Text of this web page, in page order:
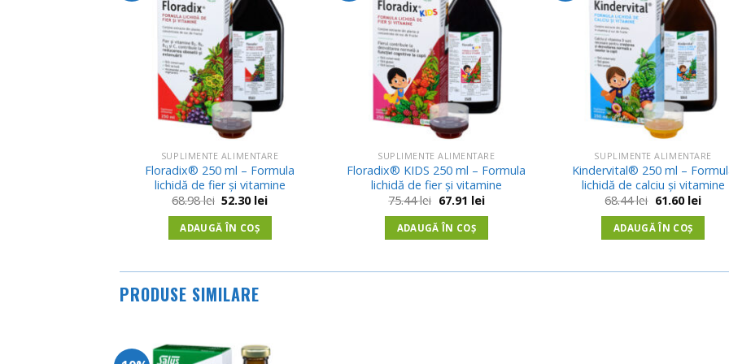
Wishlist
SUPLIMENTE ALIMENTARE
Floradix® 250 ml – Formula
lichidă de fier și vitamine
68.98lei Prețul
a
fost:
68.98 lei.
52.30 leiPrețul
ADAUGĂ ÎN COȘ
Wishlist
SUPLIMENTE ALIMENTARE
Floradix® KIDS 250 ml – Formula
lichidă de fier și vitamine
75.44lei Prețul
a
fost:
75.44 lei.
67.91 leiPrețul
ADAUGĂ ÎN COȘ
SUPLIMENTE ALIMENTARE
Kindervital® 250 ml –
lichidă de calciu și vitamine
68.44lei Prețul
a
fost:
68.44 lei.
61.60 leiPrețul
ADAUGĂ ÎN COȘ
PRODUSE SIMILARE